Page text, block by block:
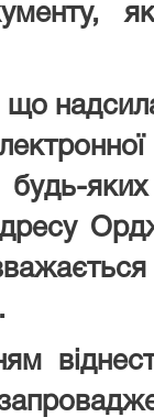
як